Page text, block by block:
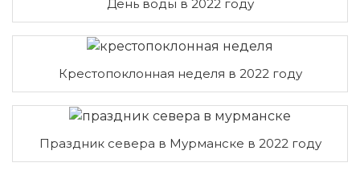
День воды в 2022 году
Крестопоклонная неделя в 2022 году
Праздник севера в Мурманске в 2022 году